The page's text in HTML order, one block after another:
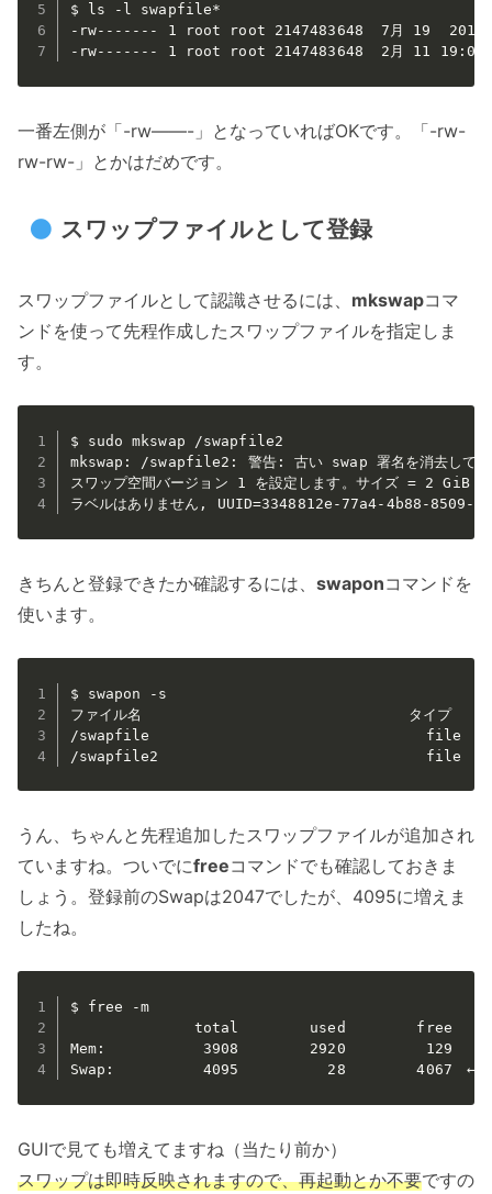
$ ls -l swapfile*
-rw------- 1 root root 2147483648  7月 19  2019
-rw------- 1 root root 2147483648  2月 11 19:06
一番左側が「-rw——-」となっていればOKです。「-rw-
rw-rw-」とかはだめです。
スワップファイルとして登録
スワップファイルとして認識させるには、 mkswapコマ
ンドを使って先程作成したスワップファイルを指定しま
す。
$ sudo mkswap /swapfile2
mkswap: /swapfile2: 警告: 古い swap 署名を消去してい
スワップ空間バージョン 1 を設定します。サイズ = 2 GiB
ラベルはありません, UUID=3348812e-77a4-4b88-8509-
きちんと登録できたか確認するには、 swaponコマンドを
使います。
$ swapon -s
ファイル名                              タイプ
/swapfile                               file
/swapfile2                              file
うん、ちゃんと先程追加したスワップファイルが追加され
ていますね。ついでにfreeコマンドでも確認しておきま
しょう。登録前のSwapは2047でしたが、4095に増えま
したね。
$ free -m
total        used        free
Mem:           3908        2920         129
Swap:          4095          28        4067　←増え
GUIで見ても増えてますね（当たり前か）
スワップは即時反映されますので、再起動とか不要ですの